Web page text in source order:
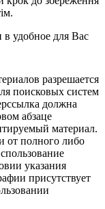
удобное для Вас
разрешается
поисковых систем
должна
абзаце
материал.
от полного либо
указания
присутствует